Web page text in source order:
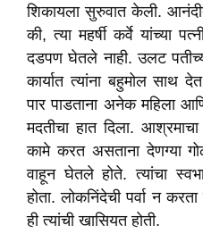
शिकायला सुरुवात केली.
की, त्या महर्षी कर्वे यांच्या
दडपण घेतले नाही. उलट
कार्यात त्यांना बहुमोल साथ
पार पाडताना अनेक महिला
मदतीचा हात दिला. आश्रमाचा
कामे करत असताना देणग्या
वाहून घेतले होते. त्यांचा
होता. लोकनिंदेची पर्वा न
ही त्यांची खासियत होती.